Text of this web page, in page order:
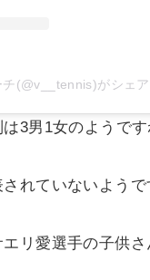
チ(@v__tennis)がシェ
3男1女のようで
れていないよう
リ愛選手の子供